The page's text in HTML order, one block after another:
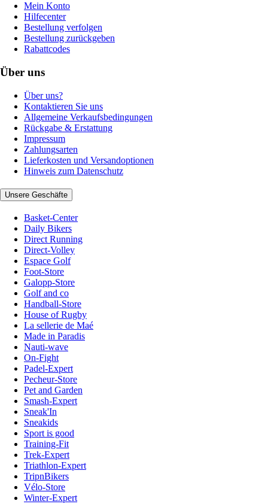
Mein Konto
Hilfecenter
Bestellung verfolgen
Bestellung zurückgeben
Rabattcodes
Über uns
Über uns?
Kontaktieren Sie uns
Allgemeine Verkaufsbedingungen
Rückgabe & Erstattung
Impressum
Zahlungsarten
Lieferkosten und Versandoptionen
Hinweis zum Datenschutz
Unsere Geschäfte
Basket-Center
Daily Bikers
Direct Running
Direct-Volley
Espace Golf
Foot-Store
Galopp-Store
Golf and co
Handball-Store
House of Rugby
La sellerie de Maé
Made in Paradis
Nauti-wave
On-Fight
Padel-Expert
Pecheur-Store
Pet and Garden
Smash-Expert
Sneak'In
Sneakids
Sport is good
Training-Fit
Trek-Expert
Triathlon-Expert
TripnBikers
Vélo-Store
Winter-Expert